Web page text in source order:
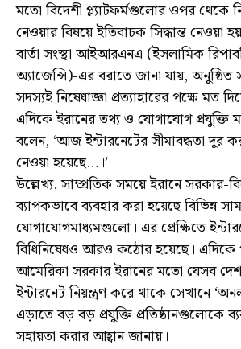
মতো বিদেশী প্ল্যাটফর্মগুলোর ওপর থেকে
নেওয়ার বিষয়ে ইতিবাচক সিদ্ধান্ত নেওয়া
বার্তা সংস্থা আইআরএনএ (ইসলামিক
অ্যাজেন্সি)-এর বরাতে জানা যায়,
সদস্যই নিষেধাজ্ঞা প্রত্যাহারের পক্ষে মত
এদিকে ইরানের তথ্য ও যোগাযোগ প্রযুক্তি
বলেন, ‘আজ ইন্টারনেটের সীমাবদ্ধতা দূর
নেওয়া হয়েছে…।’
উল্লেখ্য, সাম্প্রতিক সময়ে ইরানে সরকার-
ব্যাপকভাবে ব্যবহার করা হয়েছে বিভিন্ন
যোগাযোগমাধ্যমগুলো। এর প্রেক্ষিতে
বিধিনিষেধও আরও কঠোর হয়েছে। এদিকে
আমেরিকা সরকার ইরানের মতো যেসব
ইন্টারনেট নিয়ন্ত্রণ করে থাকে সেখানে
এড়াতে বড় বড় প্রযুক্তি প্রতিষ্ঠানগুলোকে
সহায়তা করার আহ্বান জানায়।